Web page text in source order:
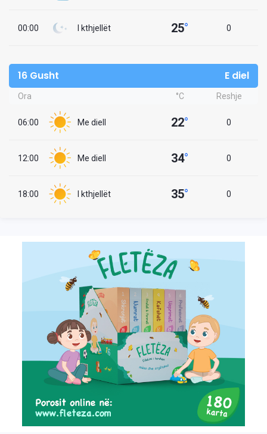
00:00 I kthjellët 25° 0
16 Gusht E diel
Ora °C Reshje
06:00 Me diell 22° 0
12:00 Me diell 34° 0
18:00 I kthjellët 35° 0